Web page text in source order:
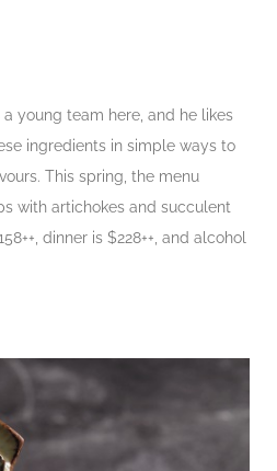
young team here, and he likes
ingredients in simple ways to
This spring, the menu
with artichokes and succulent
dinner is $228++, and alcohol